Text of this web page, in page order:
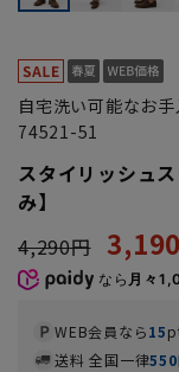
自宅洗い可能なお
74521-51
スタイリッシュ
み】
4,290円
なら 月々
WEB会員なら15
送料 全国一律550